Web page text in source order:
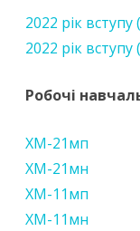
2022 рік
2022 рік
Робочі
ХМ-21мп
ХМ-21мн
ХМ-11мп
ХМ-11мн